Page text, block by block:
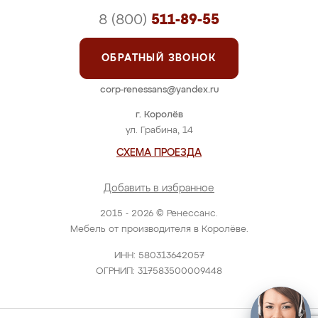
2015 - 2026 © Ренессанс.
Мебель от производителя в Королёве.
ИНН: 580313642057
ОГРНИП: 317583500009448
г. Королёв
ул. Грабина, 14
СХЕМА ПРОЕЗДА
Добавить в избранное
8 (800) 511-89-55
ОБРАТНЫЙ ЗВОНОК
corp-renessans@yandex.ru